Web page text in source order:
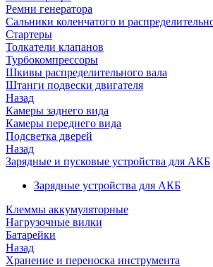
Ремни генератора
Сальники коленчатого и
Стартеры
Толкатели клапанов
Турбокомпрессоры
Шкивы распределительного вала
Штанги подвески двигателя
Назад
Камеры заднего вида
Камеры переднего вида
Подсветка дверей
Назад
Зарядные и пусковые устройства для АКБ
Зарядные устройства для АКБ
Клеммы аккумуляторные
Нагрузочные вилки
Батарейки
Назад
Хранение и переноска инструмента